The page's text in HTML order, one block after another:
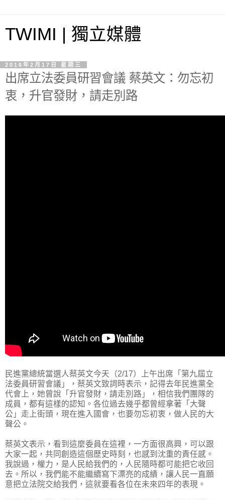
TWIMI | 獨立媒體
2016年2月17日 星期三
出席立法委員研習會議 蔡英文：勿忘初
衷，升官發財，請走別路
民進黨總統當選人蔡英文今天（2/17）上午出席「第九屆立
法委員研習會議」，蔡英文致詞時表示，記得去年民進黨全
代會上，她曾說「升官發財，請走別路」，相信我們團隊的
成員，都有這樣的認知。各位過去幾乎都曾經拿著「大聲
公」走上街頭，現在進入國會，也要勿忘初衷，做人民的大
聲公。
蔡英文表示，看到這麼委員在這裡，一方面很高興，可以跟
大家一起，共同創造這個歷史時刻，也感到沈重的責任感。
我說過，權力，是人民給我們的，人民隨時都可能把它收回
去。所以，我們能不能繼續寫下漂亮的成績，讓人民一直願
意把立法院交給我們，這就要看各位在未來四年的表現。